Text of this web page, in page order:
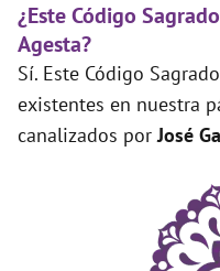
¿Este Código
Agesta?
Sí. Este Código
existentes en nuestra
canalizados porJosé